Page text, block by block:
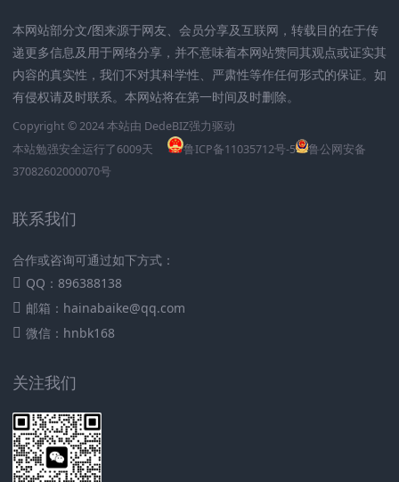
本网站部分文/图来源于网友、会员分享及互联网，转载目的在于传
递更多信息及用于网络分享，并不意味着本网站赞同其观点或证实其
内容的真实性，我们不对其科学性、严肃性等作任何形式的保证。如
有侵权请及时联系。本网站将在第一时间及时删除。
Copyright © 2024 本站由 DedeBIZ强力驱动
本站勉强安全运行了6009天 鲁ICP备11035712号-5
鲁公网安备
37082602000070号
联系我们
合作或咨询可通过如下方式：
QQ：896388138
邮箱：hainabaike@qq.com
微信：hnbk168
关注我们